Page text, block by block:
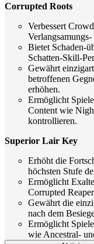
Corrupted Roots
Verbessert
Bietet Schaden-
Schatten-Skill-
Gewährt
betroffenen
erhöhen.
Ermöglicht
Content wie
kontrollieren.
Superior Lair Key
Erhöht die
höchsten Stufe
Ermöglicht
Corrupted
Gewährt die
nach dem
Ermöglicht
wie Ancestral-